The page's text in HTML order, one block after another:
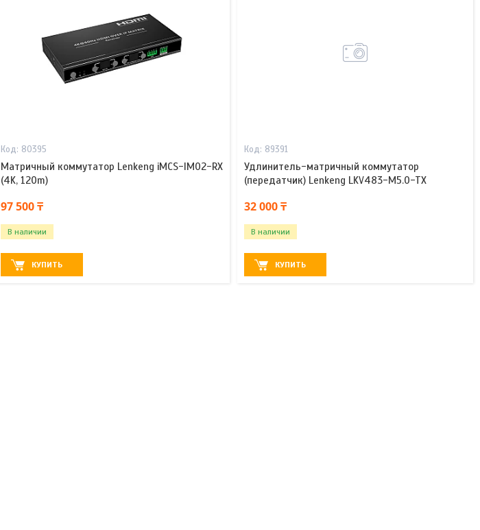
80395
Матричный коммутатор Lenkeng iMCS-IM02-RX
(4K, 120m)
97 500 ₸
В наличии
КУПИТЬ
89391
Удлинитель-матричный коммутатор
(передатчик) Lenkeng LKV483-M5.0-TX
32 000 ₸
В наличии
КУПИТЬ